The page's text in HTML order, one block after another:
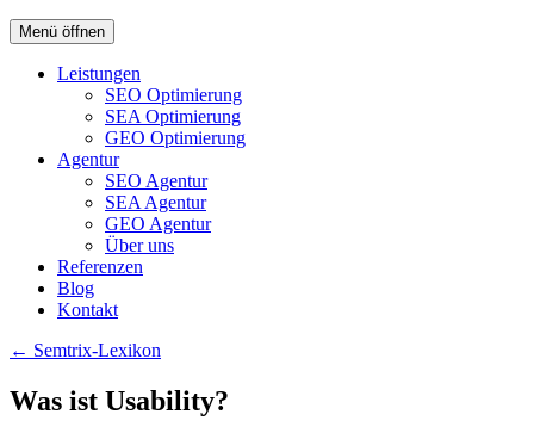
Menü öffnen
Leistungen
SEO Optimierung
SEA Optimierung
GEO Optimierung
Agentur
SEO Agentur
SEA Agentur
GEO Agentur
Über uns
Referenzen
Blog
Kontakt
← Semtrix-Lexikon
Was ist Usability?